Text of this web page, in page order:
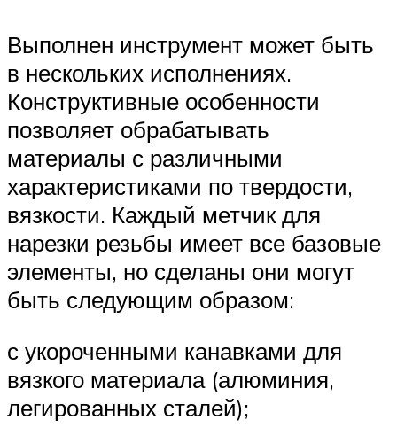
Выполнен инструмент может быть
в нескольких исполнениях.
Конструктивные особенности
позволяет обрабатывать
материалы с различными
характеристиками по твердости,
вязкости. Каждый метчик для
нарезки резьбы имеет все базовые
элементы, но сделаны они могут
быть следующим образом:
с укороченными канавками для
вязкого материала (алюминия,
легированных сталей);